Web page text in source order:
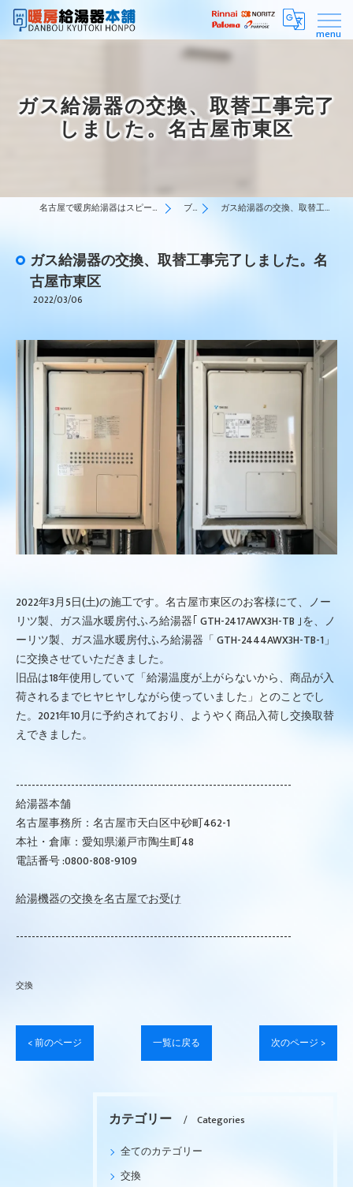
ガス給湯器の交換、取替工事完了
しました。名古屋市東区
名古屋で暖房給湯器はスピーディーな対応の暖房給湯器本舗 ブログ ガス給湯器の交換、取替工事完了しました。名古屋市東区
ガス給湯器の交換、取替工事完了しました。名
古屋市東区
2022/03/06
2022年3月5日(土)の施工です。名古屋市東区のお客様にて、ノー
リツ製、ガス温水暖房付ふろ給湯器｢ GTH-2417AWX3H-TB ｣を、ノ
ーリツ製、ガス温水暖房付ふろ給湯器「 GTH-2444AWX3H-TB-1」
に交換させていただきました。
旧品は18年使用していて「給湯温度が上がらないから、商品が入
荷されるまでヒヤヒヤしながら使っていました」とのことでし
た。2021年10月に予約されており、ようやく商品入荷し交換取替
えできました。
----------------------------------------------------------------------
給湯器本舗
名古屋事務所：名古屋市天白区中砂町462-1
本社・倉庫：愛知県瀬戸市陶生町48
電話番号 :0800-808-9109
給湯機器の交換を名古屋でお受け
----------------------------------------------------------------------
交換
< 前のページ 一覧に戻る 次のページ >
カテゴリー
Categories
全てのカテゴリー
交換